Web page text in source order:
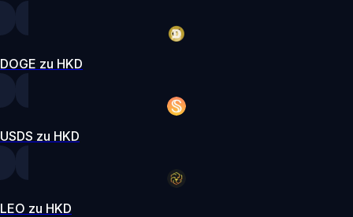
DOGE zu HKD
USDS zu HKD
LEO zu HKD